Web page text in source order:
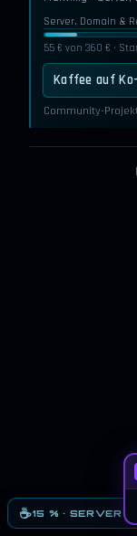
Server, Domain &
55 € von 360 € ·
Kaffee auf
Community-Projekt
☕15 % · SERVER